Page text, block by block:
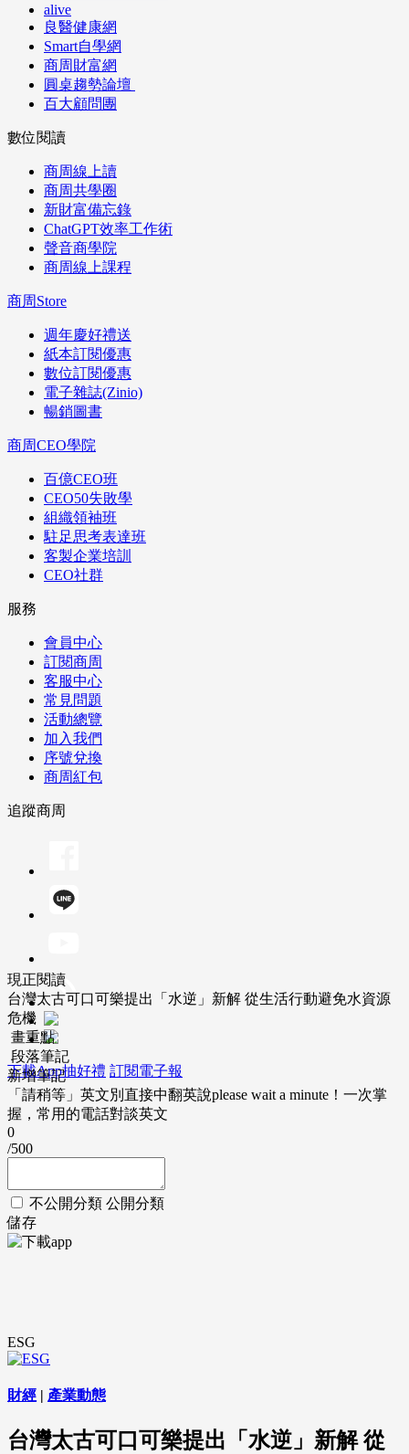
alive
良醫健康網
Smart自學網
商周財富網
圓桌趨勢論壇
百大顧問團
數位閱讀
商周線上讀
商周共學圈
新財富備忘錄
ChatGPT效率工作術
聲音商學院
商周線上課程
商周Store
週年慶好禮送
紙本訂閱優惠
數位訂閱優惠
電子雜誌(Zinio)
暢銷圖書
商周CEO學院
百億CEO班
CEO50失敗學
組織領袖班
駐足思考表達班
客製企業培訓
CEO社群
服務
會員中心
訂閱商周
客服中心
常見問題
活動總覽
加入我們
序號兌換
商周紅包
追蹤商周
下載App抽好禮 訂閱電子報
現正閱讀
台灣太古可口可樂提出「水逆」新解 從生活行動避免水資源
危機
畫重點
段落筆記
新增筆記
「請稍等」英文別直接中翻英說please wait a minute！一次掌
握，常用的電話對談英文
0
/500
不公開分類 公開分類
儲存
ESG
財經 | 產業動態
台灣太古可口可樂提出「水逆」新解 從